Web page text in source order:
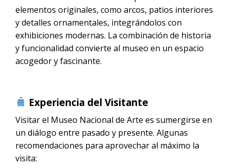
elementos originales, como arcos, patios interiores
y detalles ornamentales, integrándolos con
exhibiciones modernas. La combinación de historia
y funcionalidad convierte al museo en un espacio
acogedor y fascinante.
Experiencia del Visitante
Visitar el Museo Nacional de Arte es sumergirse en
un diálogo entre pasado y presente. Algunas
recomendaciones para aprovechar al máximo la
visita: